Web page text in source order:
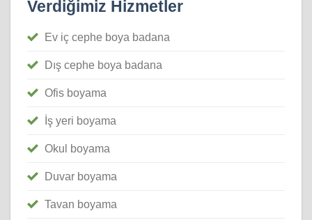
Verdiğimiz Hizmetler
Ev iç cephe boya badana
Dış cephe boya badana
Ofis boyama
İş yeri boyama
Okul boyama
Duvar boyama
Tavan boyama